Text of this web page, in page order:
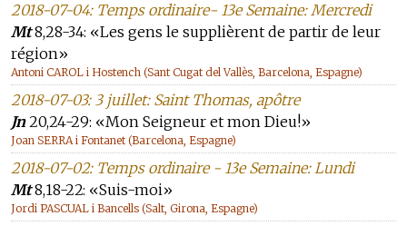
2018-07-04: Temps ordinaire- 13e Semaine: Mercredi
Mt8,28-34: «Les gens le supplièrent de partir de leur
région»
Antoni CAROL i Hostench (Sant Cugat del Vallès, Barcelona, Espagne)
2018-07-03: 3 juillet: Saint Thomas, apôtre
Jn20,24-29: «Mon Seigneur et mon Dieu!»
Joan SERRA i Fontanet (Barcelona, Espagne)
2018-07-02: Temps ordinaire - 13e Semaine: Lundi
Mt8,18-22: «Suis-moi»
Jordi PASCUAL i Bancells (Salt, Girona, Espagne)